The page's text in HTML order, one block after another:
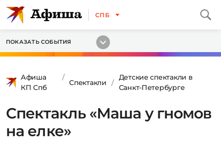
СПБ
ПОКАЗАТЬ СОБЫТИЯ
Афиша
КП Спб
Спектакли
Детские спектакли в
Санкт-Петербурге
Спектакль «Маша у гномов
на елке»